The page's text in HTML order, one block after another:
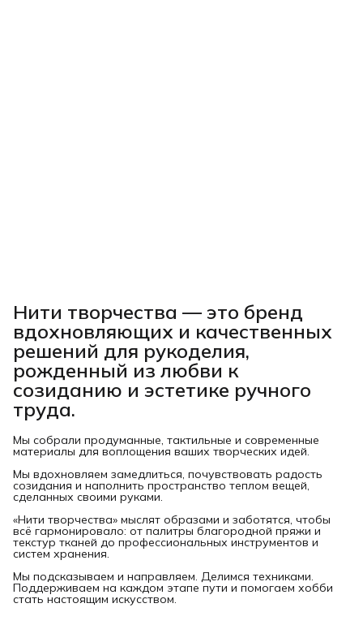
Нити творчества — это бренд
вдохновляющих и качественных
решений для рукоделия,
рожденный из любви к
созиданию и эстетике ручного
труда.
Мы собрали продуманные, тактильные и современные
материалы для воплощения ваших творческих идей.
Мы вдохновляем замедлиться, почувствовать радость
созидания и наполнить пространство теплом вещей,
сделанных своими руками.
«Нити творчества» мыслят образами и заботятся, чтобы
всё гармонировало: от палитры благородной пряжи и
текстур тканей до профессиональных инструментов и
систем хранения.
Мы подсказываем и направляем. Делимся техниками.
Поддерживаем на каждом этапе пути и помогаем хобби
стать настоящим искусством.